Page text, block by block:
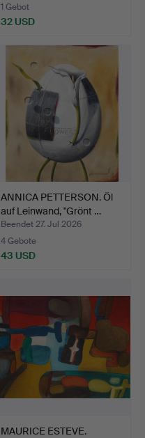
1 Gebot
32 USD
ANNICA PETTERSON. Öl
auf Leinwand, "Grönt …
Beendet 27. Jul 2026
4 Gebote
43 USD
MAURICE ESTEVE.